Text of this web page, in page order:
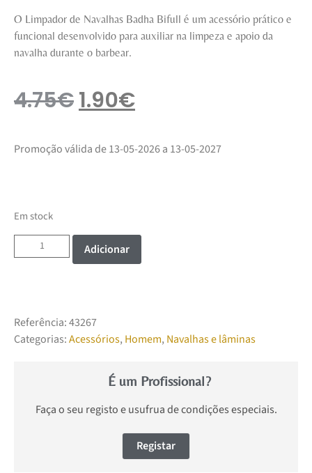
O Limpador de Navalhas Badha Bifull é um acessório prático e
funcional desenvolvido para auxiliar na limpeza e apoio da
navalha durante o barbear.
4.75€1.90€
Promoção válida de 13-05-2026 a 13-05-2027
Em stock
Adicionar
Referência:43267
Categorias:Acessórios, Homem, Navalhas e lâminas
É um Profissional?
Faça o seu registo e usufrua de condições especiais.
Registar